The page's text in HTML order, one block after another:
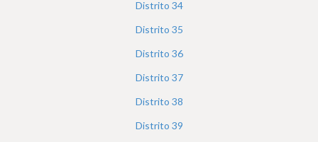
Distrito 34
Distrito 35
Distrito 36
Distrito 37
Distrito 38
Distrito 39